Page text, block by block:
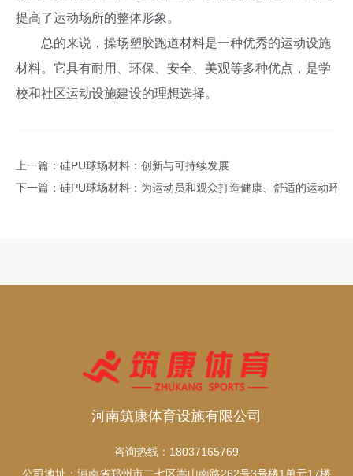
提高了运动场所的整体形象。
总的来说，操场塑胶跑道材料是一种优秀的运动设施
材料。它具有耐用、环保、安全、美观等多种优点，是学
校和社区运动设施建设的理想选择。
上一篇： 硅PU球场材料：创新与可持续发展
下一篇： 硅PU球场材料：为运动员和观众打造健康、舒适的运动环境
河南筑康体育设施有限公司
咨询热线：18037165769